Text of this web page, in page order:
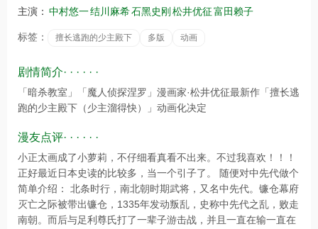
主演： 中村悠一结川麻希石黑史刚 松井优征富田赖子
标签： 擅长逃跑的少主殿下 多版 动画
剧情简介· · · · · ·
「暗杀教室」「魔人侦探涅罗」漫画家·松井优征最新作「擅长逃
跑的少主殿下（少主溜得快）」动画化决定
漫友点评· · · · · ·
小正太画成了小萝莉，不仔细看真看不出来。不过我喜欢！！！
正好最近日本史读的比较多，当一个引子了。 随便对中先代做个
简单介绍： 北条时行，南北朝时期武将，又名中先代。镰仓幕府
灭亡之际被带出镰仓，1335年发动叛乱，史称中先代之乱，败走
南朝。而后与足利尊氏打了一辈子游击战，并且一直在输一直在